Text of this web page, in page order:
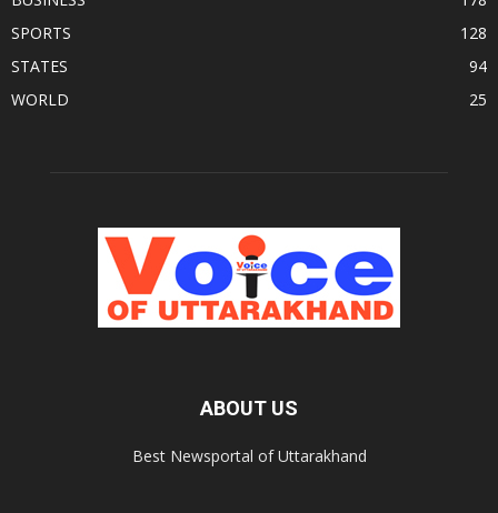
SPORTS
128
STATES
94
WORLD
25
ABOUT US
Best Newsportal of Uttarakhand